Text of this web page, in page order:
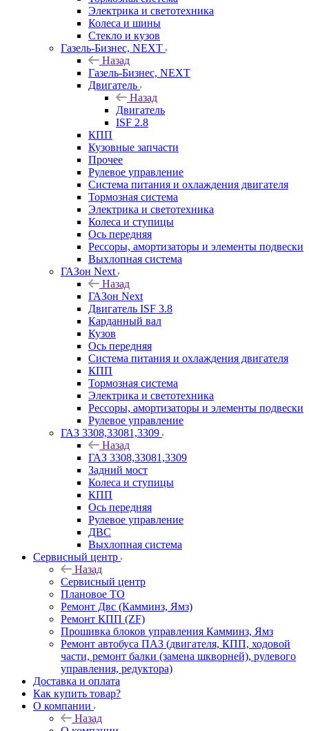
Электрика и светотехника
Колеса и шины
Стекло и кузов
Газель-Бизнес, NEXT
Назад
Газель-Бизнес, NEXT
Двигатель
Назад
Двигатель
ISF 2.8
КПП
Кузовные запчасти
Прочее
Рулевое управление
Система питания и охлаждения двигателя
Тормозная система
Электрика и светотехника
Колеса и ступицы
Ось передняя
Рессоры, амортизаторы и элементы подвески
Выхлопная система
ГАЗон Next
Назад
ГАЗон Next
Двигатель ISF 3.8
Карданный вал
Кузов
Ось передняя
Система питания и охлаждения двигателя
КПП
Тормозная система
Электрика и светотехника
Рессоры, амортизаторы и элементы подвески
Рулевое управление
ГАЗ 3308,33081,3309
Назад
ГАЗ 3308,33081,3309
Задний мост
Колеса и ступицы
КПП
Ось передняя
Рулевое управление
ДВС
Выхлопная система
Сервисный центр
Назад
Сервисный центр
Плановое ТО
Ремонт Двс (Камминз, Ямз)
Ремонт КПП (ZF)
Прошивка блоков управления Камминз, Ямз
Ремонт автобуса ПАЗ (двигателя, КПП, ходовой
части, ремонт балки (замена шкворней), рулевого
управления, редуктора)
Доставка и оплата
Как купить товар?
О компании
Назад